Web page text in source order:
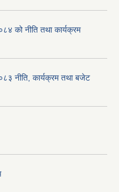
को नीति तथा कार्यक्रम
नीति, कार्यक्रम तथा बजेट